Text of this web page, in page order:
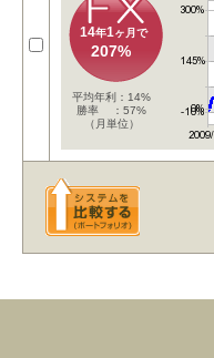
14年1ヶ月で
207%
平均年利：14%
勝率 ：57%
（月単位）